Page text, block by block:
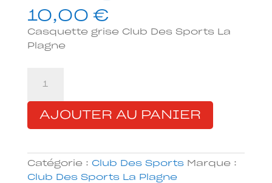
10,00 €
Casquette grise Club Des Sports La
Plagne
Casquette
orange
Made
Plagne
AJOUTER AU PANIER
Catégorie : Club Des Sports Marque :
Club Des Sports La Plagne